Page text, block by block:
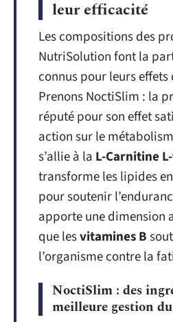
leur efficacité
Les compositions des
NutriSolution font la
connus pour leurs
Prenons NoctiSlim : la
réputé pour son effet
action sur le
s’allie à la L-Carnitine
transforme les lipides
pour soutenir
apporte une dimension
que lesvitamines B
l’organisme contre la
NoctiSlim : des
meilleure gestion